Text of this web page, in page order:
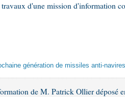
d'une mission d'information
génération de missiles anti-
de M. Patrick Ollier déposé